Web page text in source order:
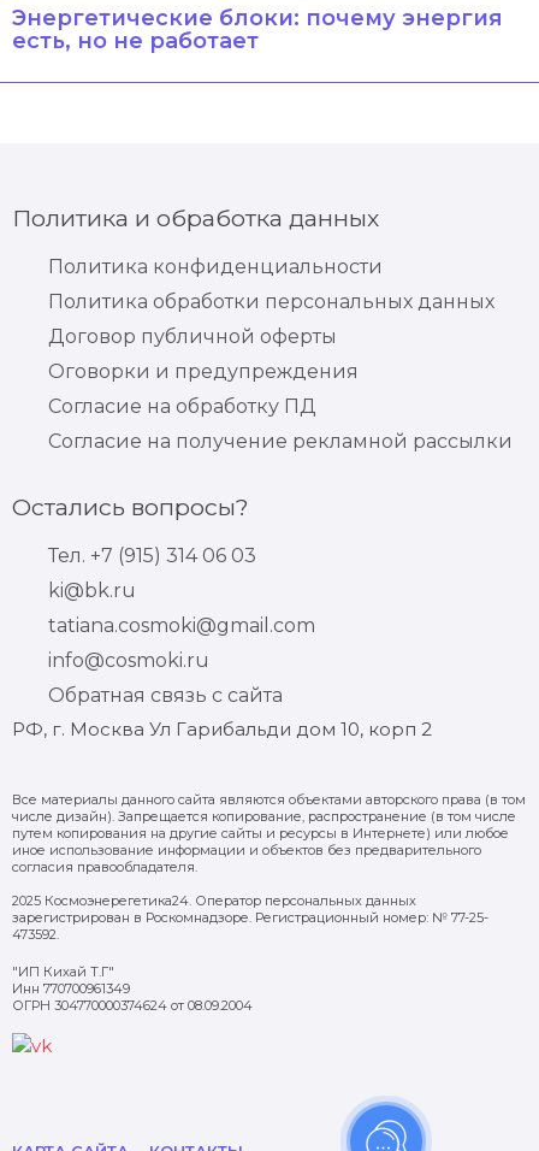
Энергетические блоки: почему энергия
есть, но не работает
Политика и обработка данных
Политика конфиденциальности
Политика обработки персональных данных
Договор публичной оферты
Оговорки и предупреждения
Согласие на обработку ПД
Согласие на получение рекламной рассылки
Остались вопросы?
Тел. +7 (915) 314 06 03
ki@bk.ru
tatiana.cosmoki@gmail.com
info@cosmoki.ru
Обратная связь с сайта
РФ, г. Москва Ул Гарибальди дом 10, корп 2
Все материалы данного сайта являются объектами авторского права (в том
числе дизайн). Запрещается копирование, распространение (в том числе
путем копирования на другие сайты и ресурсы в Интернете) или любое
иное использование информации и объектов без предварительного
согласия правообладателя.
2025 Космоэнерегетика24. Оператор персональных данных
зарегистрирован в Роскомнадзоре. Регистрационный номер: № 77-25-
473592.
"ИП Кихай Т.Г"
Инн 770700961349
ОГРН 304770000374624 от 08.09.2004